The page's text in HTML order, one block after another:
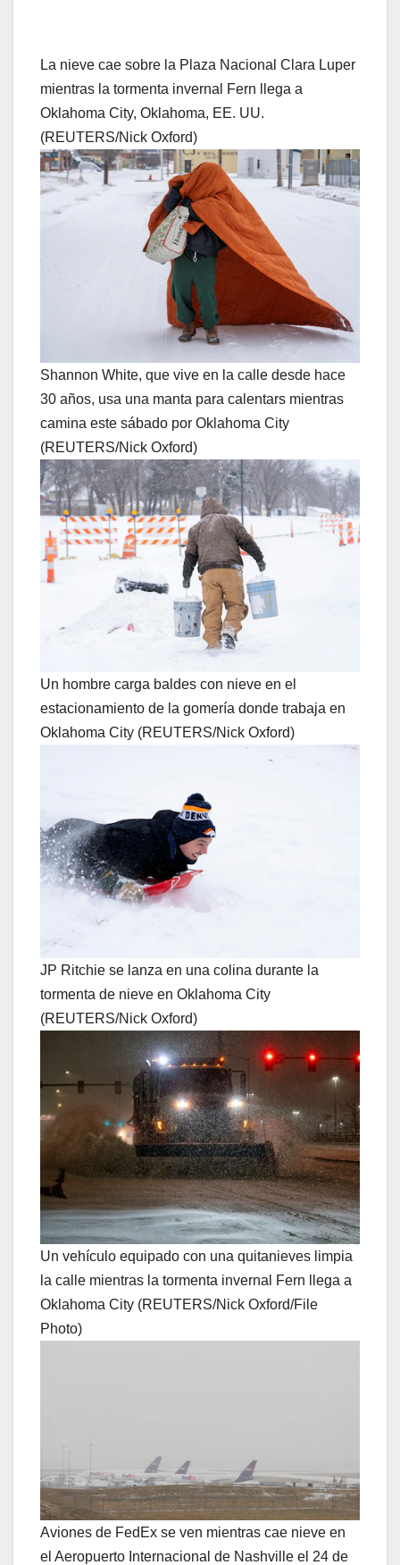
La nieve cae sobre la Plaza Nacional Clara Luper
mientras la tormenta invernal Fern llega a
Oklahoma City, Oklahoma, EE. UU.
(REUTERS/Nick Oxford)
Shannon White, que vive en la calle desde hace
30 años, usa una manta para calentars mientras
camina este sábado por Oklahoma City
(REUTERS/Nick Oxford)
Un hombre carga baldes con nieve en el
estacionamiento de la gomería donde trabaja en
Oklahoma City (REUTERS/Nick Oxford)
JP Ritchie se lanza en una colina durante la
tormenta de nieve en Oklahoma City
(REUTERS/Nick Oxford)
Un vehículo equipado con una quitanieves limpia
la calle mientras la tormenta invernal Fern llega a
Oklahoma City (REUTERS/Nick Oxford/File
Photo)
Aviones de FedEx se ven mientras cae nieve en
el Aeropuerto Internacional de Nashville el 24 de